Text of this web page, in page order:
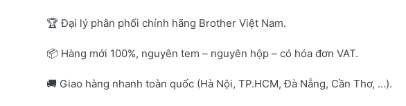
🏆 Đại lý phân phối chính hãng Brother Việt Nam.
📦 Hàng mới 100%, nguyên tem – nguyên hộp – có hóa đơn VAT.
🚚 Giao hàng nhanh toàn quốc (Hà Nội, TP.HCM, Đà Nẵng, Cần Thơ, …).